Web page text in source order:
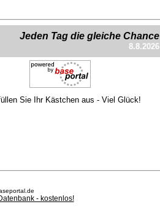
Jeden Tag die gleiche Chance
8.8.2026
Sie Ihr Kästchen aus - Viel Glück!
- kostenlos!